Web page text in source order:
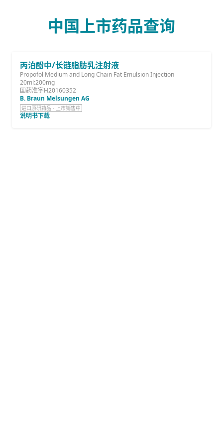
中国上市药品查询
丙泊酚中/长链脂肪乳注射液
Propofol Medium and Long Chain Fat Emulsion Injection
20ml:200mg
国药准字H20160352
B. Braun Melsungen AG
进口原研药品 · 上市销售中
说明书下载